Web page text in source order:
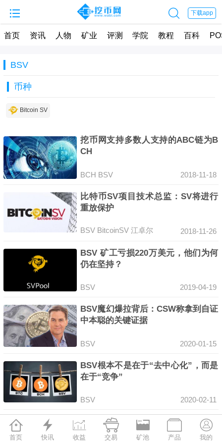
  下载app
首页 资讯 人物 矿业 评测 学院 教程 百科
BSV
币种
Bitcoin SV
挖币网支持多数人支持的ABC链为B
CH
BCH BSV 2018-11-18
比特币SV项目技术总监：SV将进行
重放保护
BSV BitcoinSV 江卓尔 2018-11-26
BSV 矿工亏损220万美元，他们为何
仍在坚持？
BSV 2019-04-19
BSV魔幻爆拉背后：CSW称拿到自证
中本聪的关键证据
BSV 2020-01-15
BSV根本不是在于“去中心化”，而是
在于“竞争”
BSV 2020-02-11
BCH和BSV减产在即，谨防冲高回落
风险

首页

快讯

收益

交易

矿池

产品

我的